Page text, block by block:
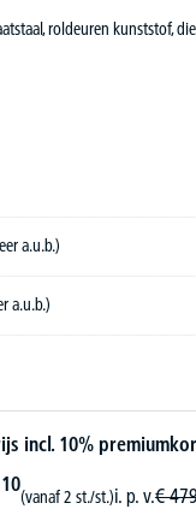
roldeuren kunststof,
a.u.b.)
a.u.b.)
incl. 10%
10
(vanaf 2 st./st.)i. p. v.€